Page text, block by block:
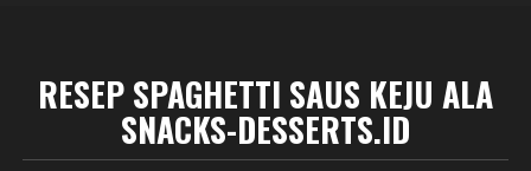
RESEP SPAGHETTI SAUS KEJU ALA
SNACKS-DESSERTS.ID